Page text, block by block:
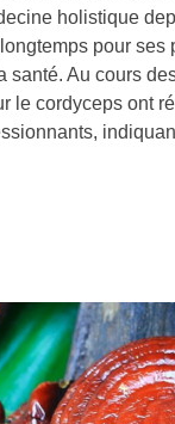
holistique
pour ses
santé. Au cours
le cordyceps ont